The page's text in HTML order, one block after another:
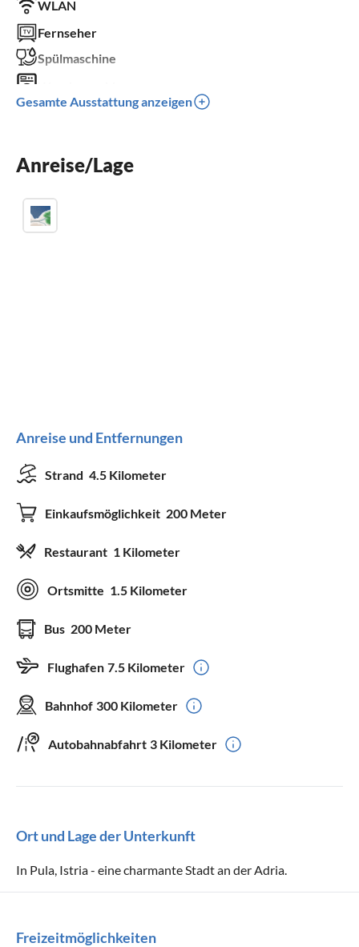
WLAN
Fernseher
Spülmaschine
Kinder willkommen
Gesamte Ausstattung anzeigen
Anreise/Lage
Anreise und Entfernungen
Strand 4.5 Kilometer
Einkaufsmöglichkeit 200 Meter
Restaurant 1 Kilometer
Ortsmitte 1.5 Kilometer
Bus 200 Meter
Flughafen 7.5 Kilometer
Bahnhof 300 Kilometer
Autobahnabfahrt 3 Kilometer
Ort und Lage der Unterkunft
In Pula, Istria - eine charmante Stadt an der Adria.
Freizeitmöglichkeiten